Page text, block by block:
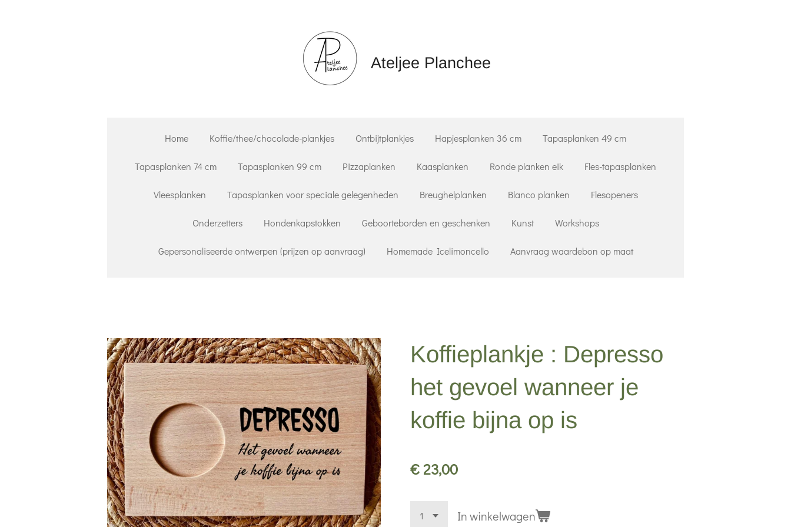
Ateljee Planchee
Home Koffie/thee/chocolade-plankjes Ontbijtplankjes Hapjesplanken 36 cm Tapasplanken 49 cm
Tapasplanken 74 cm Tapasplanken 99 cm Pizzaplanken Kaasplanken Ronde planken eik Fles-tapasplanken
Vleesplanken Tapasplanken voor speciale gelegenheden Breughelplanken Blanco planken Flesopeners
Onderzetters Hondenkapstokken Geboorteborden en geschenken Kunst Workshops
Gepersonaliseerde ontwerpen (prijzen op aanvraag) Homemade Icelimoncello Aanvraag waardebon op maat
Koffieplankje : Depresso
het gevoel wanneer je
koffie bijna op is
€ 23,00
In winkelwagen